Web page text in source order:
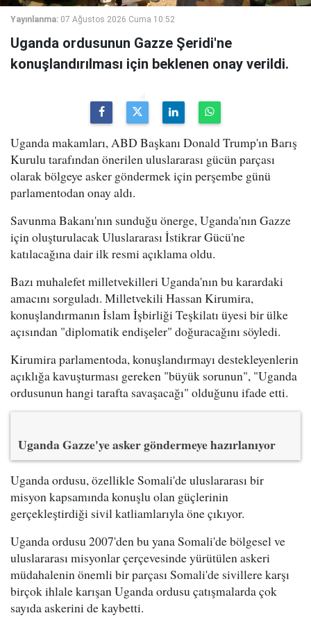
Yayınlanma: 07 Ağustos 2026 Cuma 10:52
Uganda ordusunun Gazze Şeridi'ne
konuşlandırılması için beklenen onay verildi.
Uganda makamları, ABD Başkanı Donald Trump'ın Barış
Kurulu tarafından önerilen uluslararası gücün parçası
olarak bölgeye asker göndermek için perşembe günü
parlamentodan onay aldı.
Savunma Bakanı'nın sunduğu önerge, Uganda'nın Gazze
için oluşturulacak Uluslararası İstikrar Gücü'ne
katılacağına dair ilk resmi açıklama oldu.
Bazı muhalefet milletvekilleri Uganda'nın bu karardaki
amacını sorguladı. Milletvekili Hassan Kirumira,
konuşlandırmanın İslam İşbirliği Teşkilatı üyesi bir ülke
açısından "diplomatik endişeler" doğuracağını söyledi.
Kirumira parlamentoda, konuşlandırmayı destekleyenlerin
açıklığa kavuşturması gereken "büyük sorunun", "Uganda
ordusunun hangi tarafta savaşacağı" olduğunu ifade etti.
Uganda Gazze'ye asker göndermeye hazırlanıyor
Uganda ordusu, özellikle Somali'de uluslararası bir
misyon kapsamında konuşlu olan güçlerinin
gerçekleştirdiği sivil katliamlarıyla öne çıkıyor.
Uganda ordusu 2007'den bu yana Somali'de bölgesel ve
uluslararası misyonlar çerçevesinde yürütülen askeri
müdahalenin önemli bir parçası Somali'de sivillere karşı
birçok ihlale karışan Uganda ordusu çatışmalarda çok
sayıda askerini de kaybetti.